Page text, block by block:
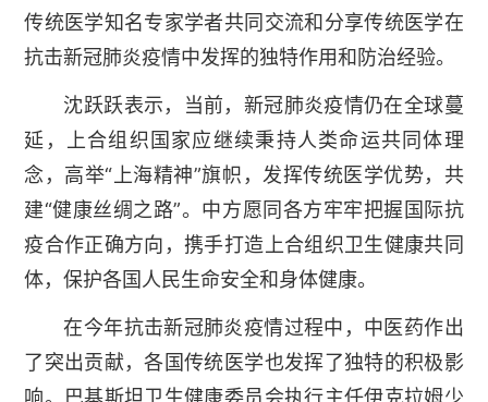
传统医学知名专家学者共同交流和分享传统医学在
抗击新冠肺炎疫情中发挥的独特作用和防治经验。
沈跃跃表示，当前，新冠肺炎疫情仍在全球蔓
延，上合组织国家应继续秉持人类命运共同体理
念，高举“上海精神”旗帜，发挥传统医学优势，共
建“健康丝绸之路”。中方愿同各方牢牢把握国际抗
疫合作正确方向，携手打造上合组织卫生健康共同
体，保护各国人民生命安全和身体健康。
在今年抗击新冠肺炎疫情过程中，中医药作出
了突出贡献，各国传统医学也发挥了独特的积极影
响。巴基斯坦卫生健康委员会执行主任伊克拉姆少